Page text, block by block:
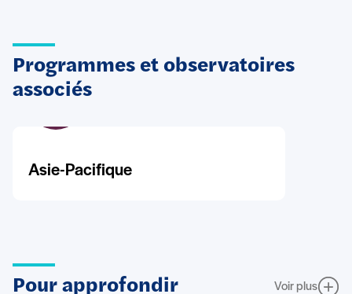
Programmes et observatoires
associés
Asie-Pacifique
Pour approfondir Voir plus